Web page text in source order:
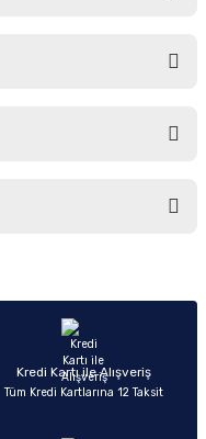
kullanarak tarafımıza
yapın!
Kredi Kartı ile Alışveriş
Tüm Kredi Kartlarına 12 Taksit